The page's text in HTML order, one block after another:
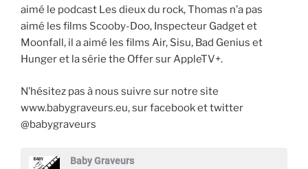
aimé le podcast Les dieux du rock, Thomas n’a pas
aimé les films Scooby-Doo, Inspecteur Gadget et
Moonfall, il a aimé les films Air, Sisu, Bad Genius et
Hunger et la série the Offer sur AppleTV+.
N’hésitez pas à nous suivre sur notre site
www.babygraveurs.eu, sur facebook et twitter
@babygraveurs
Baby Graveurs